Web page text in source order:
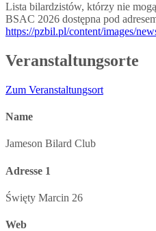
Lista bilardzistów, którzy nie
BSAC 2026 dostępna pod
https://pzbil.pl/content/images/
Veranstaltungsorte
Zum Veranstaltungsort
Name
Jameson Bilard Club
Adresse 1
Święty Marcin 26
Web